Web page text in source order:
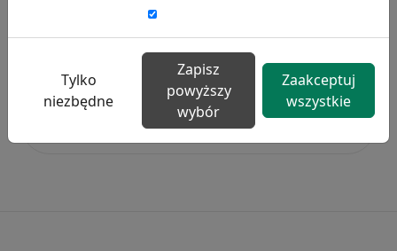
Badanie satysfakcji w Twojej firmie
13 wymiarów oceny, aktualne benchmarki
ogólnopolskie, branżowe i regionalne.
Dowiedz się więcej
Tylko
niezbędne
Zapisz
powyższy
wybór
Zaakceptuj
wszystkie